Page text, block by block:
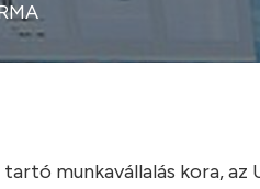
munkavállalás kora, az